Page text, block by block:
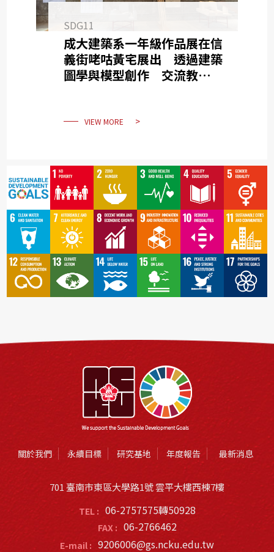
SDG11
成大建築系一年級作品展在信
義街咾咕黃宅展出 透過建築
圖學與模型創作 交流教育價
VIEW MORE
關於我們 永續目標 研究基地 年度報告 最新消息
701 臺南市東區大學路1號 雲平大樓西棟7樓
TEL : 06-2757575轉50928
FAX : 06-2766462
E-mail : 9206006@gs.ncku.edu.tw